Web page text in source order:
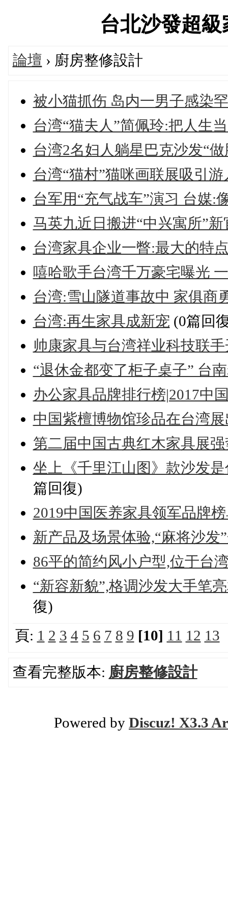
台北沙發超
論壇 › 廚房整修設計
被小猫抓伤 岛内一男子感染
台湾“猫夫人”简佩玲:把人生
台湾2名妇人躺星巴克沙发“
台湾“猫村”猫咪画联展吸引游
台军用“充气战车”演习 台媒:
马英九近日搬进“中兴寓所”
台湾家具企业一瞥:最大的特
嘻哈歌手台湾千万豪宅曝光
台湾:雪山隧道事故中 家俱商
台湾:再生家具成新宠 (0篇回
帅康家具与台湾祥业科技联
“退休金都变了柜子桌子” 台
办公家具品牌排行榜|2017中
中国紫檀博物馆珍品在台湾展
第二届中国古典红木家具展
坐上《千里江山图》款沙发
篇回復)
2019中国医养家具领军品牌
新产品及场景体验,“麻将沙发
86平的简约风小户型,位于台
“新容新貌”,格调沙发大手笔
復)
頁: 1 2 3 4 5 6 7 8 9 [10] 11 12 13
查看完整版本: 廚房整修設計
Powered by Discuz! X3.3